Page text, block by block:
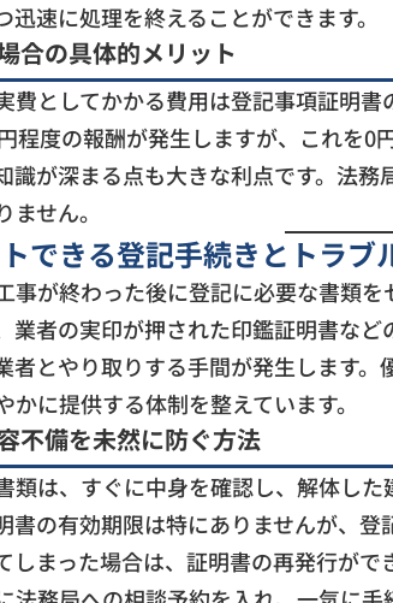
速に処理を終えることができます。
合の具体的メリット
費としてかかる費用は登記事項証明
程度の報酬が発生しますが、これを
識が深まる点も大きな利点です。法
せん。
できる登記手続きとトラブ
事が終わった後に登記に必要な書類
業者の実印が押された印鑑証明書な
とやり取りする手間が発生します。
に提供する体制を整えています。
不備を未然に防ぐ方法
類は、すぐに中身を確認し、解体し
書の有効期限は特にありませんが、
しまった場合は、証明書の再発行が